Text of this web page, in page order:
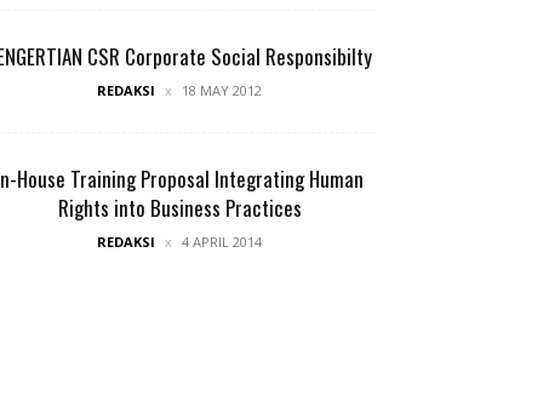
CSR Corporate Social Responsibilty
REDAKSI 18 MAY 2012
House Training Proposal Integrating Human
Rights into Business Practices
REDAKSI 4 APRIL 2014